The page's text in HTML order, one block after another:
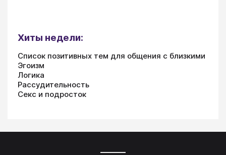
Хиты недели:
Список позитивных тем для общения с близкими
Эгоизм
Логика
Рассудительность
Секс и подросток